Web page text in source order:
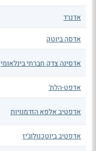
אדנרד
אדסה ביוטק
אדסינה צדק חברתי בינלאומי
אדפט-הלת'
אדפטיב אלפא הזדמנויות
אדפטיב ביוטכנולוג'יז